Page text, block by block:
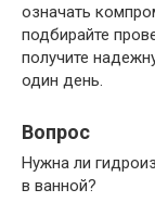
означать
подбирайте
получите
один день.
Вопрос
Нужна ли
в ванной?